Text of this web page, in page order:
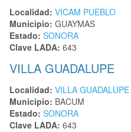
Localidad: VICAM PUEBLO
Municipio: GUAYMAS
Estado: SONORA
Clave LADA: 643
VILLA GUADALUPE
Localidad: VILLA GUADALUPE
Municipio: BACUM
Estado: SONORA
Clave LADA: 643